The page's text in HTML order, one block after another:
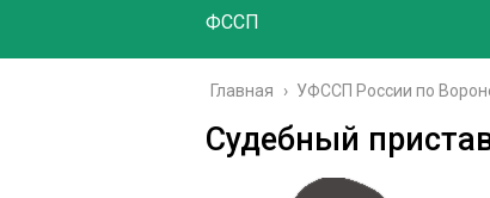
ФССП
Главная › УФССП России по
Судебный